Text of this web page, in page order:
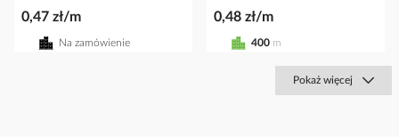
0,47 zł/m
Na zamówienie
0,48 zł/m
400 m
Pokaż więcej